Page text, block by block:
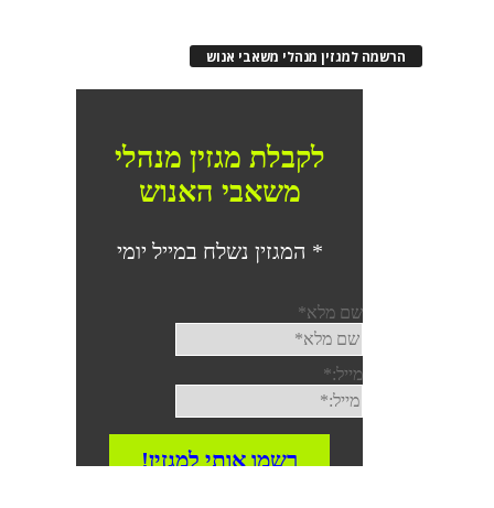
הרשמה למגזין מנהלי משאבי אנוש